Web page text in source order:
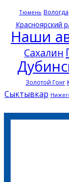
Тюмень Вологда
Красноярский
Наши
Сахалин
Золотой Гонг
Сыктывкар